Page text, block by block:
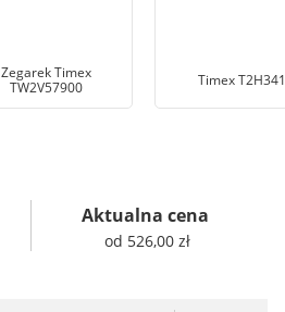
Zegarek Timex
TW2V57900
Timex T2H341
Aktualna cena
od 526,00 zł